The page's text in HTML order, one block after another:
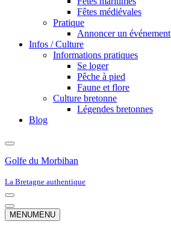
Fêtes médiévales
Pratique
Annoncer un événement
Infos / Culture
Informations pratiques
Se loger
Pêche à pied
Faune et flore
Culture bretonne
Légendes bretonnes
Blog
Golfe du Morbihan
La Bretagne authentique
Menu
de
navigation
Menu
de
MENUMENU